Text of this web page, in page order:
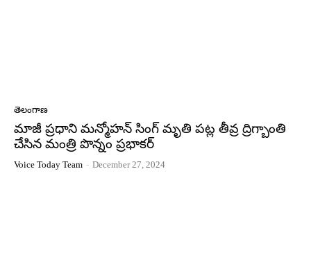
తెలంగాణ
మాజీ ప్రధాని మన్మోహన్ సింగ్ మృతి పట్ల తీవ్ర ద్రిగ్బాంతి
చేసిన మంత్రి పొన్నం ప్రభాకర్
Voice Today Team - December 27, 2024